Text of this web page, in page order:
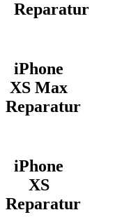
Reparatur
iPhone
XS Max
Reparatur
iPhone
XS
Reparatur